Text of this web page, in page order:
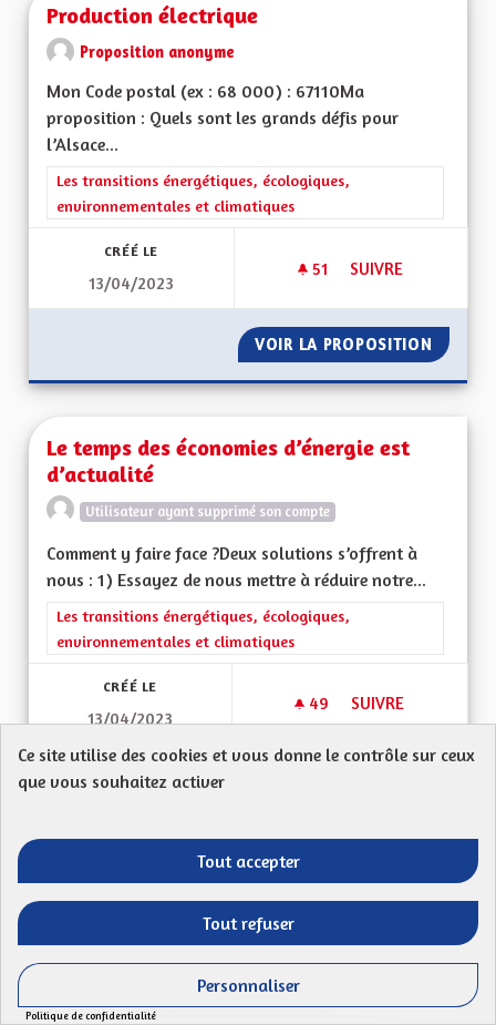
Production électrique
Proposition anonyme
Mon Code postal (ex : 68 000) : 67110Ma
proposition : Quels sont les grands défis pour
l’Alsace...
Filtrer les résultats de la catégorie : Les transitions
Les transitions énergétiques, écologiques,
environnementales et climatiques
CRÉÉ LE
13/04/2023
51 51 ABONNÉS
SUIVRE
VOIR LA PROPOSITION
Le temps des économies d’énergie est
d’actualité
Utilisateur ayant supprimé son compte
Comment y faire face ?Deux solutions s’offrent à
nous : 1) Essayez de nous mettre à réduire notre...
Filtrer les résultats de la catégorie : Les transitions
Les transitions énergétiques, écologiques,
environnementales et climatiques
CRÉÉ LE
13/04/2023
49 49 ABONNÉS
SUIVRE
LE TEMPS DES
Une région présente à l'échelle
européenne
WURM
Mon Code postal : 67450Une région transfrontalière
forte et une présence en Europe de premier...
Ce site utilise des cookies et vous donne le contrôle sur ceux
que vous souhaitez activer
Tout accepter
Tout refuser
Personnaliser
Politique de confidentialité